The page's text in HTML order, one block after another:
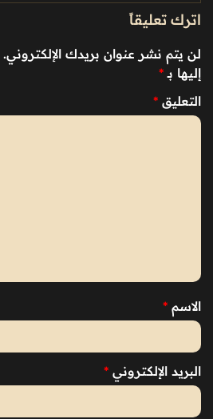
اترك تعليقاً
لن يتم نشر عنوان بريدك الإلكتروني.
إليها بـ *
التعليق *
الاسم *
البريد الإلكتروني *